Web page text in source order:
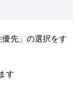
先」の選択をす
す